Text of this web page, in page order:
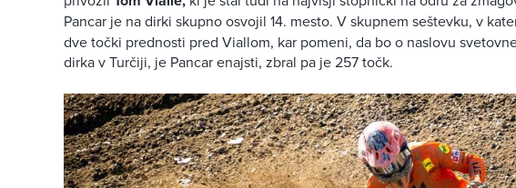
Pancar je na dirki skupno osvojil 14. mesto. V skupnem seštevku, v
dve točki prednosti pred Viallom, kar pomeni, da bo o naslovu
dirka v Turčiji, je Pancar enajsti, zbral pa je 257 točk.